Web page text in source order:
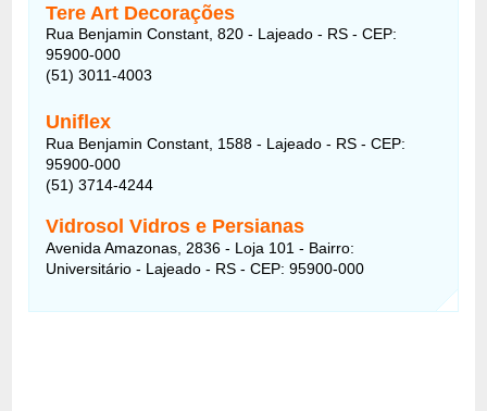
Tere Art Decorações
Rua Benjamin Constant, 820 - Lajeado - RS - CEP:
95900-000
(51) 3011-4003
Uniflex
Rua Benjamin Constant, 1588 - Lajeado - RS - CEP:
95900-000
(51) 3714-4244
Vidrosol Vidros e Persianas
Avenida Amazonas, 2836 - Loja 101 - Bairro:
Universitário - Lajeado - RS - CEP: 95900-000